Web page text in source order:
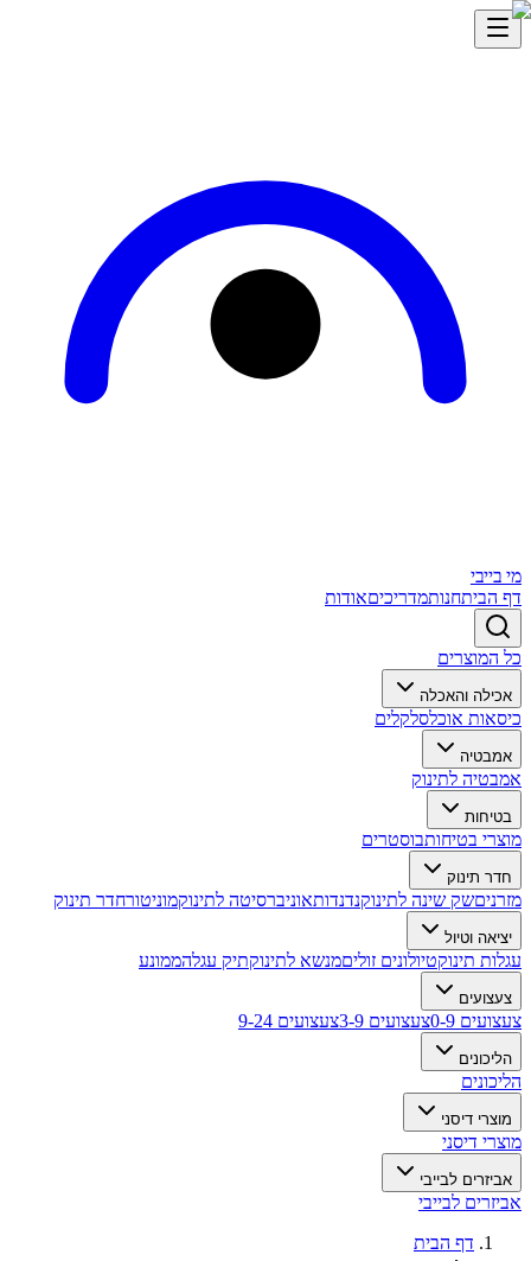
מי בייבי
דף הביתחנותמדריכיםאודות
כל המוצרים
אכילה והאכלה
כיסאות אוכלסלקלים
אמבטיה
אמבטיה לתינוק
בטיחות
מוצרי בטיחותבוסטרים
חדר תינוק
מזרניםשק שינה לתינוקנדנדותאוניברסיטה לתינוקמוניטורחדר תינוק
יציאה וטיול
עגלות תינוקטיולונים זוליםמנשא לתינוקתיק עגלהממונע
צעצועים
צעצועים 0-9 צעצועים 3-9 צעצועים 9-24
הליכונים
הליכונים
מוצרי דיסני
מוצרי דיסני
אביזרים לבייבי
אביזרים לבייבי
דף הבית